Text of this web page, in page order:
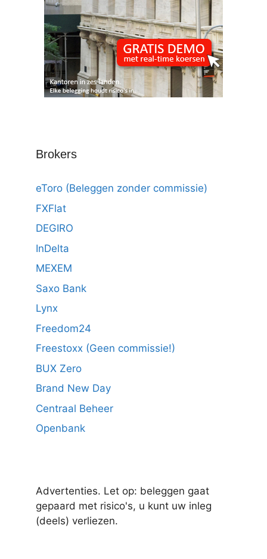
Brokers
eToro (Beleggen zonder commissie)
FXFlat
DEGIRO
InDelta
MEXEM
Saxo Bank
Lynx
Freedom24
Freestoxx (Geen commissie!)
BUX Zero
Brand New Day
Centraal Beheer
Openbank
Advertenties. Let op: beleggen gaat
gepaard met risico's, u kunt uw inleg
(deels) verliezen.